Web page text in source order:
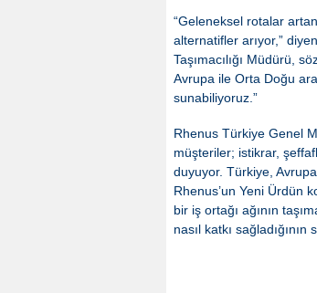
“Geleneksel rotalar
alternatifler arıyor,”
Taşımacılığı Müdürü,
Avrupa ile Orta Doğu
sunabiliyoruz.”
Rhenus Türkiye Genel
müşteriler; istikrar,
duyuyor. Türkiye,
Rhenus’un Yeni Ürdün
bir iş ortağı ağının
nasıl katkı